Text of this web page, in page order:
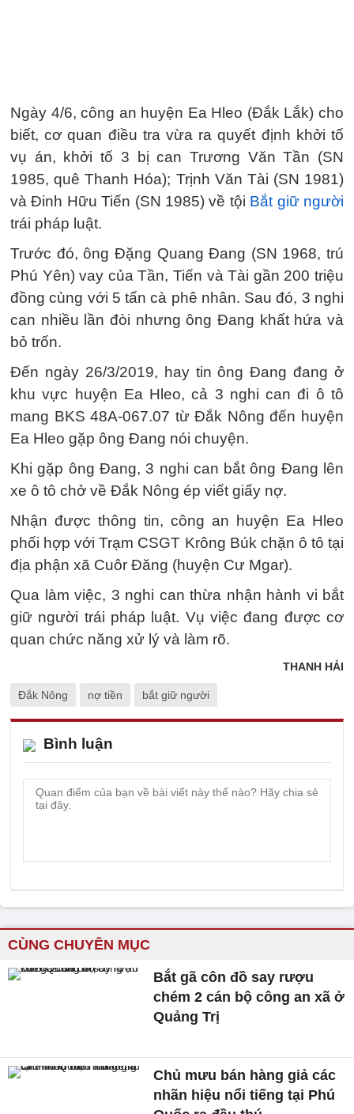
Ngày 4/6, công an huyện Ea Hleo (Đắk Lắk) cho
biết, cơ quan điều tra vừa ra quyết định khởi tố
vụ án, khởi tố 3 bị can Trương Văn Tần (SN
1985, quê Thanh Hóa); Trịnh Văn Tài (SN 1981)
và Đinh Hữu Tiến (SN 1985) về tội Bắt giữ người
trái pháp luật.
Trước đó, ông Đặng Quang Đang (SN 1968, trú
Phú Yên) vay của Tần, Tiến và Tài gần 200 triệu
đồng cùng với 5 tấn cà phê nhân. Sau đó, 3 nghi
can nhiều lần đòi nhưng ông Đang khất hứa và
bỏ trốn.
Đến ngày 26/3/2019, hay tin ông Đang đang ở
khu vực huyện Ea Hleo, cả 3 nghi can đi ô tô
mang BKS 48A-067.07 từ Đắk Nông đến huyện
Ea Hleo gặp ông Đang nói chuyện.
Khi gặp ông Đang, 3 nghi can bắt ông Đang lên
xe ô tô chở về Đắk Nông ép viết giấy nợ.
Nhận được thông tin, công an huyện Ea Hleo
phối hợp với Trạm CSGT Krông Búk chặn ô tô tại
địa phận xã Cuôr Đăng (huyện Cư Mgar).
Qua làm việc, 3 nghi can thừa nhận hành vi bắt
giữ người trái pháp luật. Vụ việc đang được cơ
quan chức năng xử lý và làm rõ.
THANH HẢI
Đắk Nông nợ tiền bắt giữ người
Bình luận
CÙNG CHUYÊN MỤC
Bắt gã côn đồ say rượu
chém 2 cán bộ công an xã ở
Quảng Trị
Chủ mưu bán hàng giả các
nhãn hiệu nổi tiếng tại Phú